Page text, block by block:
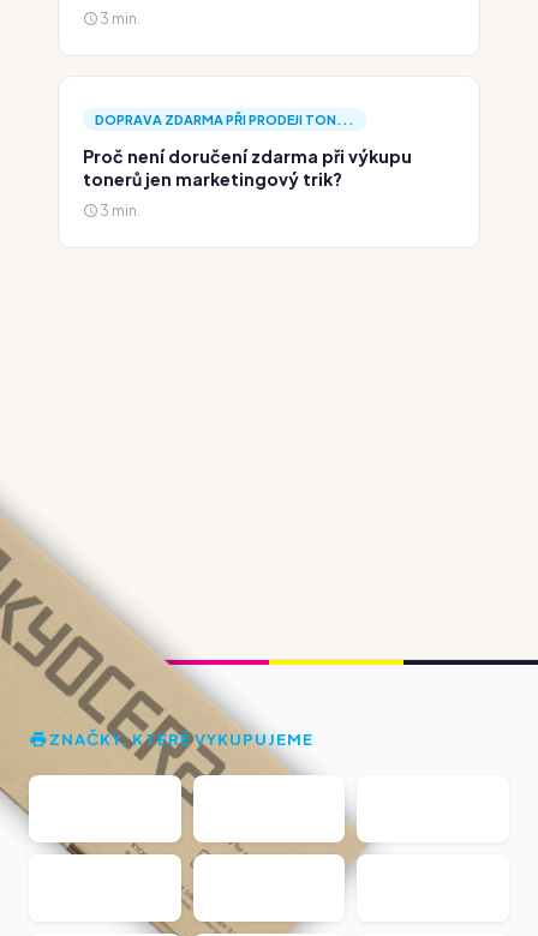
3 min.
DOPRAVA ZDARMA PŘI PRODEJI TON...
Proč není doručení zdarma při výkupu
tonerů jen marketingový trik?
3 min.
ZNAČKY, KTERÉ VYKUPUJEME